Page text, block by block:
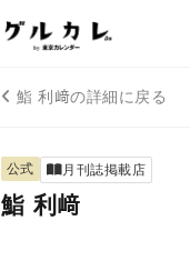
鮨 利﨑の詳細に戻る
公式 月刊誌掲載店
鮨 利﨑